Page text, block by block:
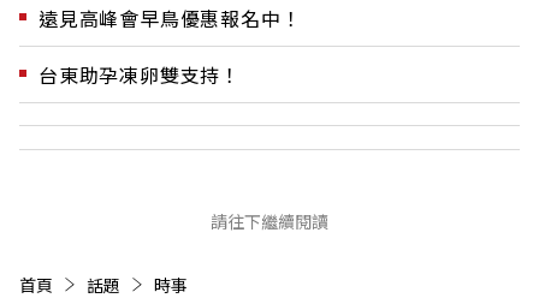
遠見高峰會早鳥優惠報名中！
台東助孕凍卵雙支持！
請往下繼續閱讀
首頁 話題 時事